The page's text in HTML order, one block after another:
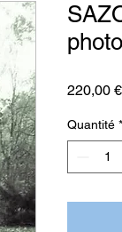
220,00 €
Quantité *